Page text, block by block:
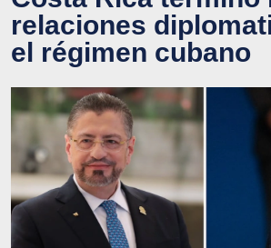
relaciones
el régimen cubano